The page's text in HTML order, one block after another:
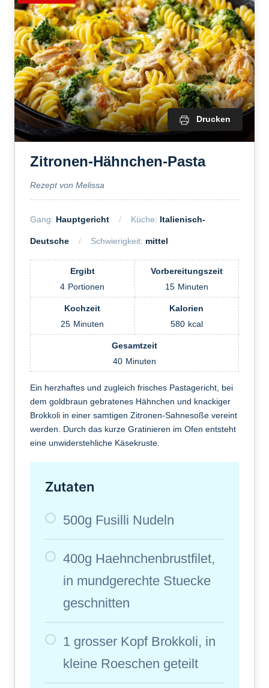
Drucken
Zitronen-Hähnchen-Pasta
Rezept von Melissa
Gang: Hauptgericht Küche: Italienisch-
Deutsche Schwierigkeit: mittel
Ergibt
4 Portionen
Vorbereitungszeit
15 Minuten
Kochzeit
25 Minuten
Kalorien
580 kcal
Gesamtzeit
40 Minuten
Ein herzhaftes und zugleich frisches Pastagericht, bei
dem goldbraun gebratenes Hähnchen und knackiger
Brokkoli in einer samtigen Zitronen-Sahnesoße vereint
werden. Durch das kurze Gratinieren im Ofen entsteht
eine unwiderstehliche Käsekruste.
Zutaten
500g Fusilli Nudeln
400g Haehnchenbrustfilet,
in mundgerechte Stuecke
geschnitten
1 grosser Kopf Brokkoli, in
kleine Roeschen geteilt